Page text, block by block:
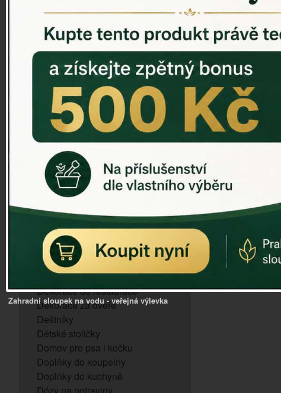
DEKORACE NA HROB
RETRO KONZOLE
Domovní čísla - litina
DEKORACE NA ZEĎ
ZVONKOHRA
ZVONY A ZVONKY
PTAČÍ KRMÍTKA
SLUNEČNÍ HODINY
Dózy na brambory a zeleninu
VÝPRODEJ - poslední kusy
Andělé, něžné sošky
Aroma lampy
Buddha soška
BUDKY PRO SÝKORKY
Budky pro vrabce
Bytový textil
Dárky pro muže
Dekorace do bytu
Dekorace do restaurace
Dekorace za dveře
Deštníky
Dětské stoličky
Domov pro psa i kočku
Doplňky do koupelny
Doplňky do kuchyně
Zahradní sloupek na vodu - veřejná výlevka